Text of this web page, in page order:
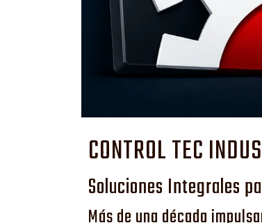
CONTROL TEC
Soluciones Integrales
Más de una década